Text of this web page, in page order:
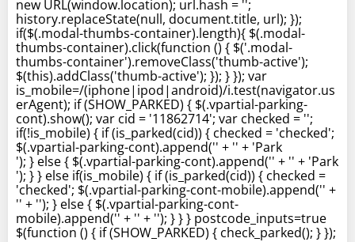
new URL(window.location); url.hash = '';
history.replaceState(null, document.title, url); });
if($(.modal-thumbs-container).length){ $(.modal-
thumbs-container).click(function () { $('.modal-
thumbs-container').removeClass('thumb-active');
$(this).addClass('thumb-active'); }); } }); var
is_mobile=/(iphone|ipod|android)/i.test(navigator.us
erAgent); if (SHOW_PARKED) { $(.vpartial-parking-
cont).show(); var cid = '11862714'; var checked = '';
if(!is_mobile) { if (is_parked(cid)) { checked = 'checked';
$(.vpartial-parking-cont).append('' + '' + 'Park
'); } else { $(.vpartial-parking-cont).append('' + '' + 'Park
'); } } else if(is_mobile) { if (is_parked(cid)) { checked =
'checked'; $(.vpartial-parking-cont-mobile).append('' +
'' + ''); } else { $(.vpartial-parking-cont-
mobile).append('' + '' + ''); } } } postcode_inputs=true
$(function () { if (SHOW_PARKED) { check_parked(); } });